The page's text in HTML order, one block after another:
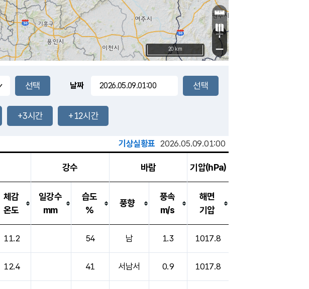
+
−
20 km
날짜
+3시간 +12시간
기상실황표 2026.05.09.01:00
강수 바람 기압(hPa)
체감
온도
일강수
mm
습도
%
풍향
풍속
m/s
해면
기압
11.2 54 남 1.3 1017.8
12.4 41 서남서 0.9 1017.8